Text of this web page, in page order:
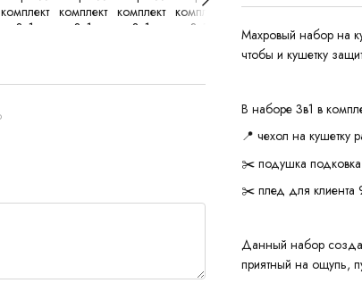
Махровый набор на
чтобы и кушетку
В наборе 3в1 в
📍 чехол на
✂️ подушка подковка
✂️ плед для клиента
Данный набор
приятный на ощупь,